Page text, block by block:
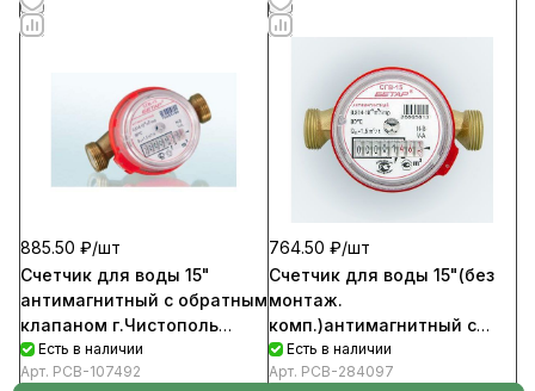
885.50 ₽/шт
Счетчик для воды 15"
антимагнитный с обратным
клапаном г.Чистополь
СГВ-15 МЗ ОК
Есть в наличии
Арт. РСВ-107492
764.50 ₽/шт
Счетчик для воды 15"(без
монтаж.
комп.)антимагнитный с
обратным клапаном
г.Чистополь СГВ-15 МЗ б.м.к
Есть в наличии
Арт. РСВ-284097